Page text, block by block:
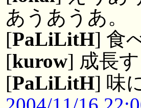
あうあうあ。
[PaLiLitH] 食
[kurow] 成長
[PaLiLitH] 味